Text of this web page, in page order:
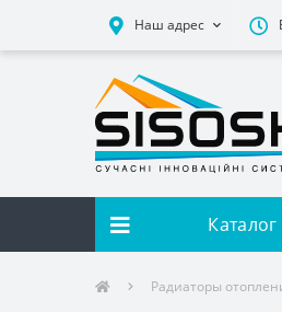
Наш адрес
Каталог
Радиаторы